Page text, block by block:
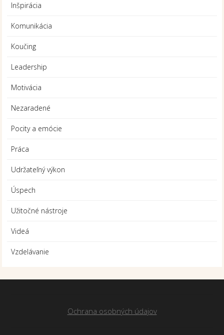
Inšpirácia
Komunikácia
Koučing
Leadership
Motivácia
Nezaradené
Pocity a emócie
Práca
Udržateľný výkon
Úspech
Užitočné nástroje
Videá
Vzdelávanie
Ochrana osobných údajov